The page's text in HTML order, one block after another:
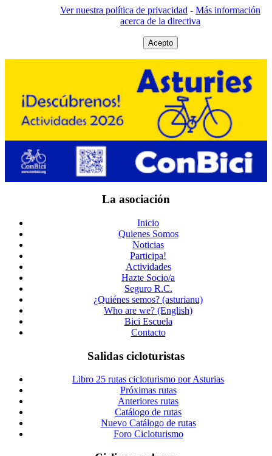
Ver nuestra política de privacidad - Más información
acerca de la directiva
Acepto
La asociación
Inicio
Quienes Somos
Noticias
Participa!
Actividades
Hazte Socio/a
Seguro R.C.
¿Quiénes semos? (asturianu)
Who are we? (English)
Bici Escuela
Contacto
Salidas cicloturistas
Libro 25 rutas cicloturismo por Asturias
Próximas rutas
Anteriores rutas
Catálogo de rutas
Nuevo Catálogo de rutas
Foro Cicloturismo